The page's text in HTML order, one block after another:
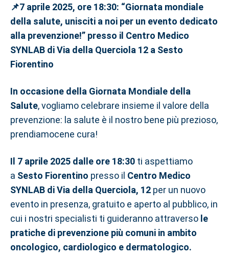
📌7 aprile 2025, ore 18:30: “Giornata mondiale
della salute, unisciti a noi per un evento dedicato
alla prevenzione!” presso il Centro Medico
SYNLAB di Via della Querciola 12 a Sesto
Fiorentino
In occasione della Giornata Mondiale della
Salute, vogliamo celebrare insieme il valore della
prevenzione: la salute è il nostro bene più prezioso,
prendiamocene cura!
Il 7 aprile 2025 dalle ore 18:30 ti aspettiamo
a Sesto Fiorentino presso il Centro Medico
SYNLAB di Via della Querciola, 12 per un nuovo
evento in presenza, gratuito e aperto al pubblico, in
cui i nostri specialisti ti guideranno attraverso le
pratiche di prevenzione più comuni in ambito
oncologico, cardiologico e dermatologico.